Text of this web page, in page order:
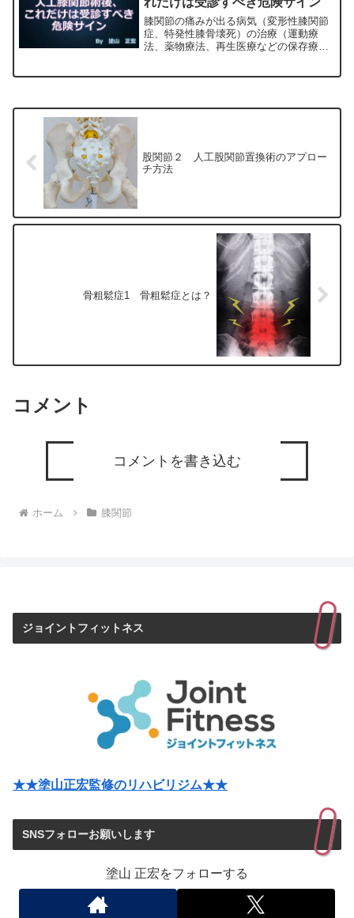
膝関節の痛みが出る病気（変形性膝関節
症、特発性膝骨壊死）の治療（運動療
法、薬物療法、再生医療などの保存療
股関節２ 人工股関節置換術のアプロー
チ方法
骨粗鬆症1 骨粗鬆症とは？
コメント
コメントを書き込む
ホーム 膝関節
ジョイントフィットネス
★★塗山正宏監修のリハビリジム★★
SNSフォローお願いします
塗山 正宏をフォローする